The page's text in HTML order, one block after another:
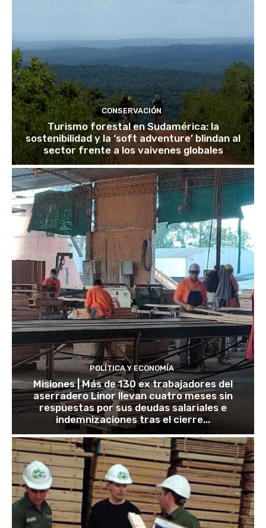
CONSERVACIÓN
Turismo forestal en Sudamérica: la
sostenibilidad y la ‘soft adventure’ blindan al
sector frente a los vaivenes globales
POLÍTICA Y ECONOMÍA
Misiones | Más de 130 ex trabajadores del
aserradero Linor llevan cuatro meses sin
respuestas por sus deudas salariales e
indemnizaciones tras el cierre...